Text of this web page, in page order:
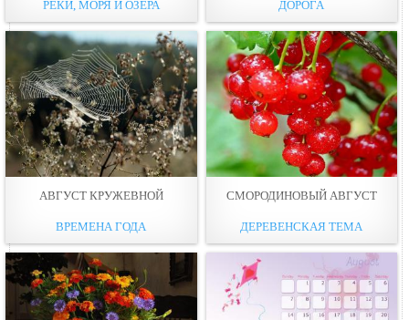
РЕКИ, МОРЯ И ОЗЕРА ДОРОГА
АВГУСТ КРУЖЕВНОЙ
ВРЕМЕНА ГОДА
СМОРОДИНОВЫЙ АВГУСТ
ДЕРЕВЕНСКАЯ ТЕМА